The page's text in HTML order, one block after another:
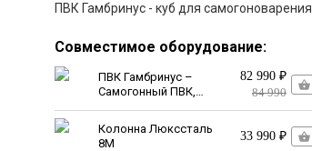
ПВК Гамбринус - куб для самогоноварения
Совместимое оборудование:
ПВК Гамбринус –
Самогонный ПВК,
82 990 ₽
84 990
Колонна Люкссталь
8М
33 990 ₽